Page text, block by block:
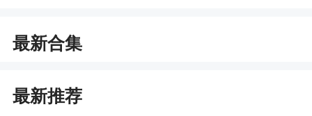
本应用包含：
- 将客户引导至 Outfit7 网站和其他应用程序的
链接；
最新合集
最新推荐